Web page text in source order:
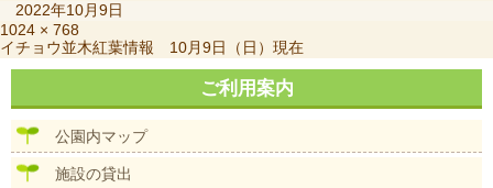
日:
2022年10月9日
フ
ル
サ
ズ
1024 × 768
投
稿
ビ
イチョウ並木紅葉情報 10月9日（日）現在
ご利用案内
公園内マップ
施設の貸出